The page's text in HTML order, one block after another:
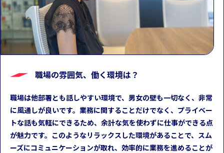
職場の雰囲気、働く環境は？
職場は他部署とも話しやすい環境で、男女の壁も一切なく、非常
に風通しが良いです。業務に関することだけでなく、プライベー
トな話も気軽にできるため、余計な気を使わずに仕事ができる点
が魅力です。このようなリラックスした環境があることで、スム
ーズにコミュニケーションが取れ、効率的に業務を進めることが